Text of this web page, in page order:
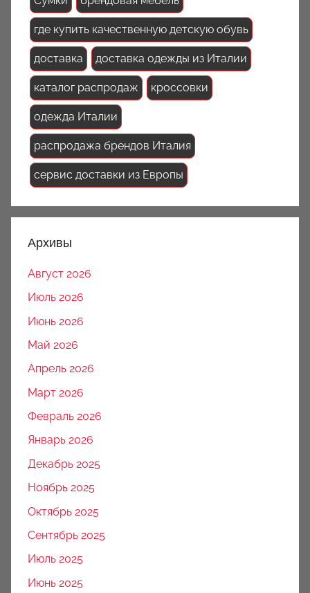
где купить качественную детскую обувь
доставка доставка одежды из Италии
каталог распродаж кроссовки
одежда Италии
распродажа брендов Италия
сервис доставки из Европы
Архивы
Август 2026
Июль 2026
Июнь 2026
Май 2026
Апрель 2026
Март 2026
Февраль 2026
Январь 2026
Декабрь 2025
Ноябрь 2025
Октябрь 2025
Сентябрь 2025
Июль 2025
Июнь 2025